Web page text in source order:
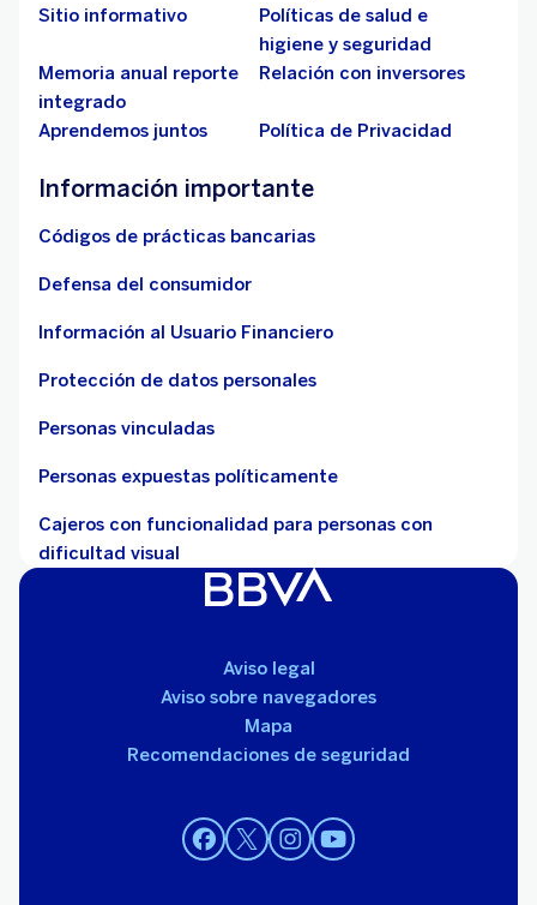
Sitio informativo
Políticas de salud e
higiene y seguridad
Memoria anual reporte
integrado
Relación con inversores
Aprendemos juntos Política de Privacidad
Información importante
Códigos de prácticas bancarias
Defensa del consumidor
Información al Usuario Financiero
Protección de datos personales
Personas vinculadas
Personas expuestas políticamente
Cajeros con funcionalidad para personas con
dificultad visual
Aviso legal
Aviso sobre navegadores
Mapa
Recomendaciones de seguridad